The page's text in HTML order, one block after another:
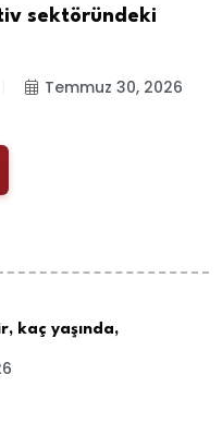
sektöründeki
Temmuz 30, 2026
kaç yaşında,